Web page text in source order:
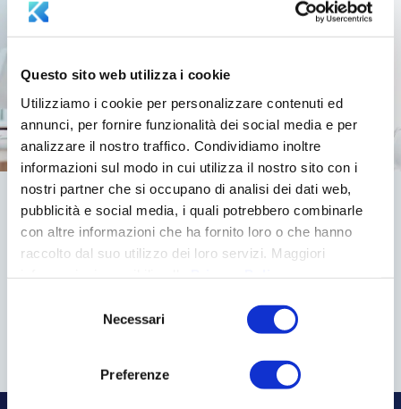
Questo sito web utilizza i cookie
Utilizziamo i cookie per personalizzare contenuti ed
annunci, per fornire funzionalità dei social media e per
analizzare il nostro traffico. Condividiamo inoltre
informazioni sul modo in cui utilizza il nostro sito con i
nostri partner che si occupano di analisi dei dati web,
pubblicità e social media, i quali potrebbero combinarle
con altre informazioni che ha fornito loro o che hanno
raccolto dal suo utilizzo dei loro servizi. Maggiori
Necessari
Preferenze
Complimenti!
Hai fatto il primo passo per scoprire
quali sono i finanziamenti per la tua
Ti ricontatteremo per fissare un appuntamento con te,